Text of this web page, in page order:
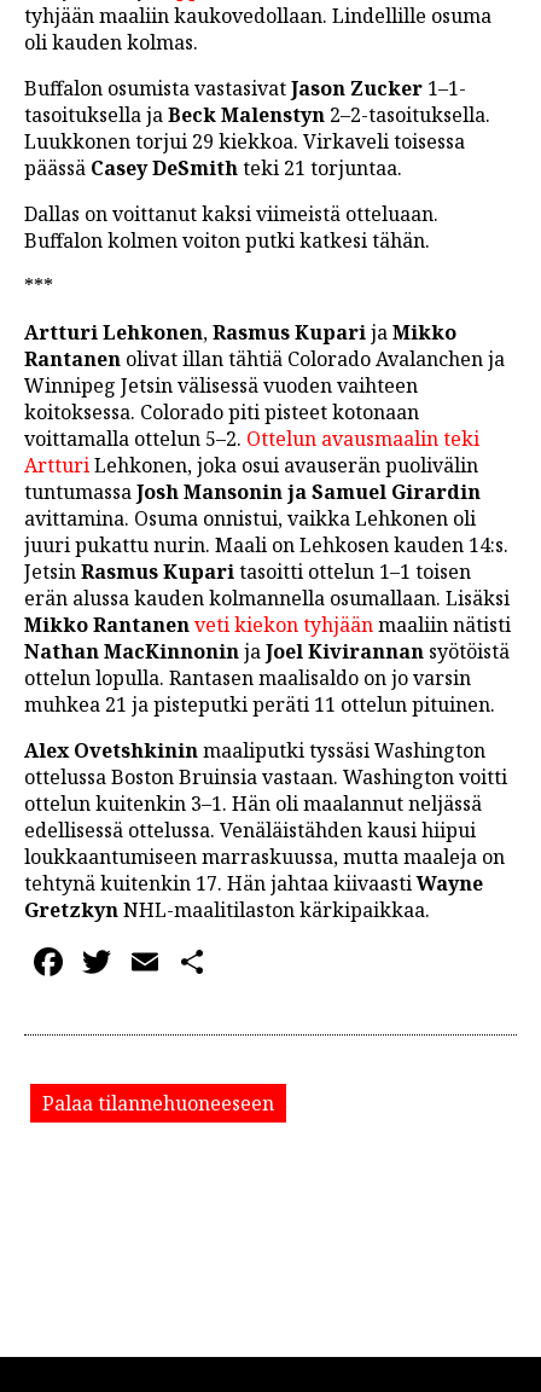
tyhjään maaliin kaukovedollaan. Lindellille osuma
oli kauden kolmas.
Buffalon osumista vastasivatJason Zucker 1–1-
tasoituksella jaBeck Malenstyn 2–2-tasoituksella.
Luukkonen torjui 29 kiekkoa. Virkaveli toisessa
päässä Casey DeSmithteki 21 torjuntaa.
Dallas on voittanut kaksi viimeistä otteluaan.
Buffalon kolmen voiton putki katkesi tähän.
***
Artturi Lehkonen,Rasmus KuparijaMikko
Rantanen olivat illan tähtiä Colorado Avalanchen ja
Winnipeg Jetsin välisessä vuoden vaihteen
koitoksessa. Colorado piti pisteet kotonaan
voittamalla ottelun 5–2. Ottelun avausmaalin teki
ArtturiLehkonen, joka osui avauserän puolivälin
tuntumassaJosh Mansonin ja Samuel Girardin
avittamina. Osuma onnistui, vaikka Lehkonen oli
juuri pukattu nurin. Maali on Lehkosen kauden 14:s.
JetsinRasmus Kuparitasoitti ottelun 1–1 toisen
erän alussa kauden kolmannella osumallaan. Lisäksi
Mikko Rantanenveti kiekon tyhjäänmaaliin nätisti
Nathan MacKinnoninjaJoel Kivirannan syötöistä
ottelun lopulla. Rantasen maalisaldo on jo varsin
muhkea 21 ja pisteputki peräti 11 ottelun pituinen.
Alex Ovetshkininmaaliputki tyssäsi Washington
ottelussa Boston Bruinsia vastaan. Washington voitti
ottelun kuitenkin 3–1. Hän oli maalannut neljässä
edellisessä ottelussa. Venäläistähden kausi hiipui
loukkaantumiseen marraskuussa, mutta maaleja on
tehtynä kuitenkin 17. Hän jahtaa kiivaastiWayne
GretzkynNHL-maalitilaston kärkipaikkaa.
Facebook
Twitter
Email
Palaa tilannehuoneeseen